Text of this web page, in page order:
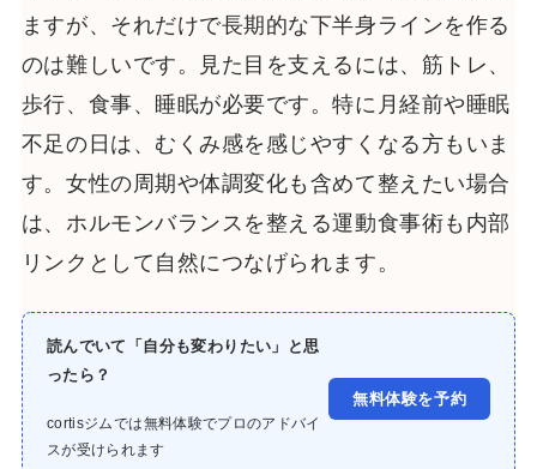
ますが、それだけで長期的な下半身ラインを作る
のは難しいです。見た目を支えるには、筋トレ、
歩行、食事、睡眠が必要です。特に月経前や睡眠
不足の日は、むくみ感を感じやすくなる方もいま
す。女性の周期や体調変化も含めて整えたい場合
は、ホルモンバランスを整える運動食事術も内部
リンクとして自然につなげられます。
読んでいて「自分も変わりたい」と思
ったら？
cortisジムでは無料体験でプロのアドバイ
スが受けられます
無料体験を予約